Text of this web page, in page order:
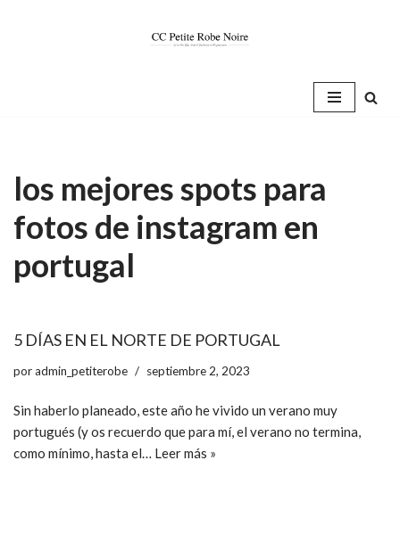
los mejores spots para
fotos de instagram en
portugal
5 DÍAS EN EL NORTE DE PORTUGAL
poradmin_petiterobe septiembre 2, 2023
Sin haberlo planeado, este año he vivido un verano muy
portugués (y os recuerdo que para mí, el verano no termina,
como mínimo, hasta el… Leer más »